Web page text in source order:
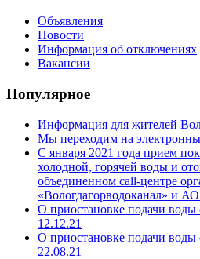
Объявления
Новости
Информация об отключениях
Вакансии
Популярное
Информация для жителей
Мы переходим на
С января 2021 года прием
холодной, горячей воды и
объединенном call-центре
«Вологдагорводоканал» и АО
О приостановке подачи воды
12.12.21
О приостановке подачи воды
22.08.21